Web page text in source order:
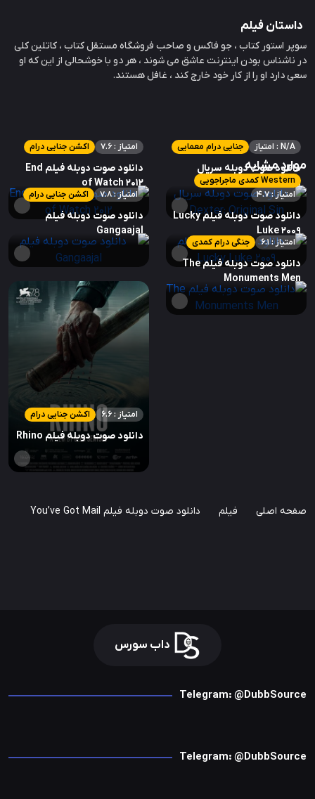
داستان فیلم
سوپر استور کتاب ، جو فاکس و صاحب فروشگاه مستقل کتاب ، کاتلین کلی
در ناشناس بودن اینترنت عاشق می شوند ، هر دو با خوشحالی از این که او
سعی دارد او را از کار خود خارج کند ، غافل هستند.
موارد مشابه
جنایی درام معمایی امتیاز : N/A
دانلود صوت دوبله سریال
Dexter: Original Sin
اکشن جنایی درام امتیاز : 7.6
دانلود صوت دوبله فیلم End
of Watch 2012
Western کمدی ماجراجویی
امتیاز : 4.7
دانلود صوت دوبله فیلم Lucky
Luke 2009
اکشن جنایی درام امتیاز : 7.8
دانلود صوت دوبله فیلم
Gangaajal
جنگی درام کمدی امتیاز : 6.1
دانلود صوت دوبله فیلم The
Monuments Men
اکشن جنایی درام امتیاز : 6.6
دانلود صوت دوبله فیلم Rhino
صفحه اصلی فیلم دانلود صوت دوبله فیلم You’ve Got Mail
داب سورس
Telegram: @DubbSource
Telegram: @DubbSource